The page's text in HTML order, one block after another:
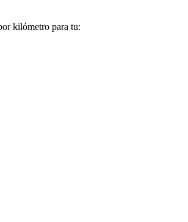
kilómetro para tu: